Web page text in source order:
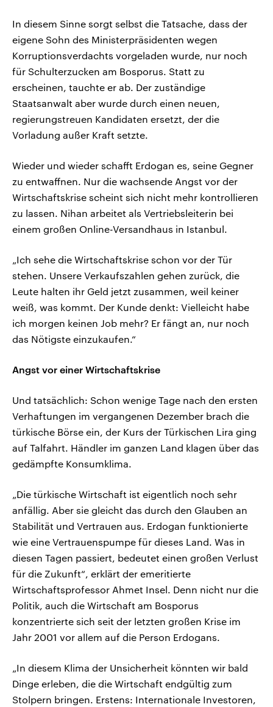
In diesem Sinne sorgt selbst die Tatsache, dass der
eigene Sohn des Ministerpräsidenten wegen
Korruptionsverdachts vorgeladen wurde, nur noch
für Schulterzucken am Bosporus. Statt zu
erscheinen, tauchte er ab. Der zuständige
Staatsanwalt aber wurde durch einen neuen,
regierungstreuen Kandidaten ersetzt, der die
Vorladung außer Kraft setzte.
Wieder und wieder schafft Erdogan es, seine Gegner
zu entwaffnen. Nur die wachsende Angst vor der
Wirtschaftskrise scheint sich nicht mehr kontrollieren
zu lassen. Nihan arbeitet als Vertriebsleiterin bei
einem großen Online-Versandhaus in Istanbul.
„Ich sehe die Wirtschaftskrise schon vor der Tür
stehen. Unsere Verkaufszahlen gehen zurück, die
Leute halten ihr Geld jetzt zusammen, weil keiner
weiß, was kommt. Der Kunde denkt: Vielleicht habe
ich morgen keinen Job mehr? Er fängt an, nur noch
das Nötigste einzukaufen.“
Angst vor einer Wirtschaftskrise
Und tatsächlich: Schon wenige Tage nach den ersten
Verhaftungen im vergangenen Dezember brach die
türkische Börse ein, der Kurs der Türkischen Lira ging
auf Talfahrt. Händler im ganzen Land klagen über das
gedämpfte Konsumklima.
„Die türkische Wirtschaft ist eigentlich noch sehr
anfällig. Aber sie gleicht das durch den Glauben an
Stabilität und Vertrauen aus. Erdogan funktionierte
wie eine Vertrauenspumpe für dieses Land. Was in
diesen Tagen passiert, bedeutet einen großen Verlust
für die Zukunft“, erklärt der emeritierte
Wirtschaftsprofessor Ahmet Insel. Denn nicht nur die
Politik, auch die Wirtschaft am Bosporus
konzentrierte sich seit der letzten großen Krise im
Jahr 2001 vor allem auf die Person Erdogans.
„In diesem Klima der Unsicherheit könnten wir bald
Dinge erleben, die die Wirtschaft endgültig zum
Stolpern bringen. Erstens: Internationale Investoren,